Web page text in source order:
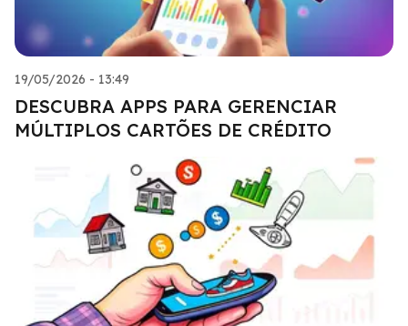
19/05/2026 - 13:49
DESCUBRA APPS PARA GERENCIAR
MÚLTIPLOS CARTÕES DE CRÉDITO